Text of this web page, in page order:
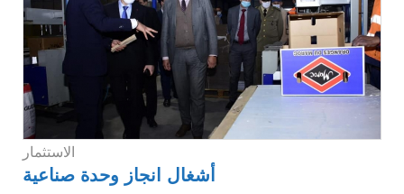
الاستثمار
أشغال انجاز وحدة صناعية